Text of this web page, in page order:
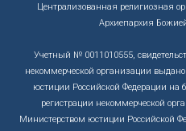
Централизованная религиозная
Архиепархия
Учетный № 0011010555,
некоммерческой организации
юстиции Российской Федерации на
регистрации некоммерческой
Министерством юстиции Российской